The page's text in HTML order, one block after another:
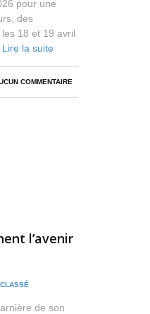
pour une
des
18 et 19 avril
Lire la suite
COMMENTAIRE
l’avenir
de son